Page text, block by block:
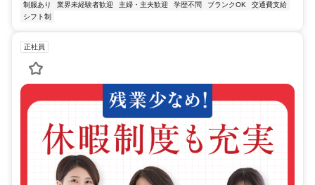
制服あり 業界未経験者歓迎 主婦・主夫歓迎 学歴不問 ブランクOK
交通費支給
シフト制
正社員